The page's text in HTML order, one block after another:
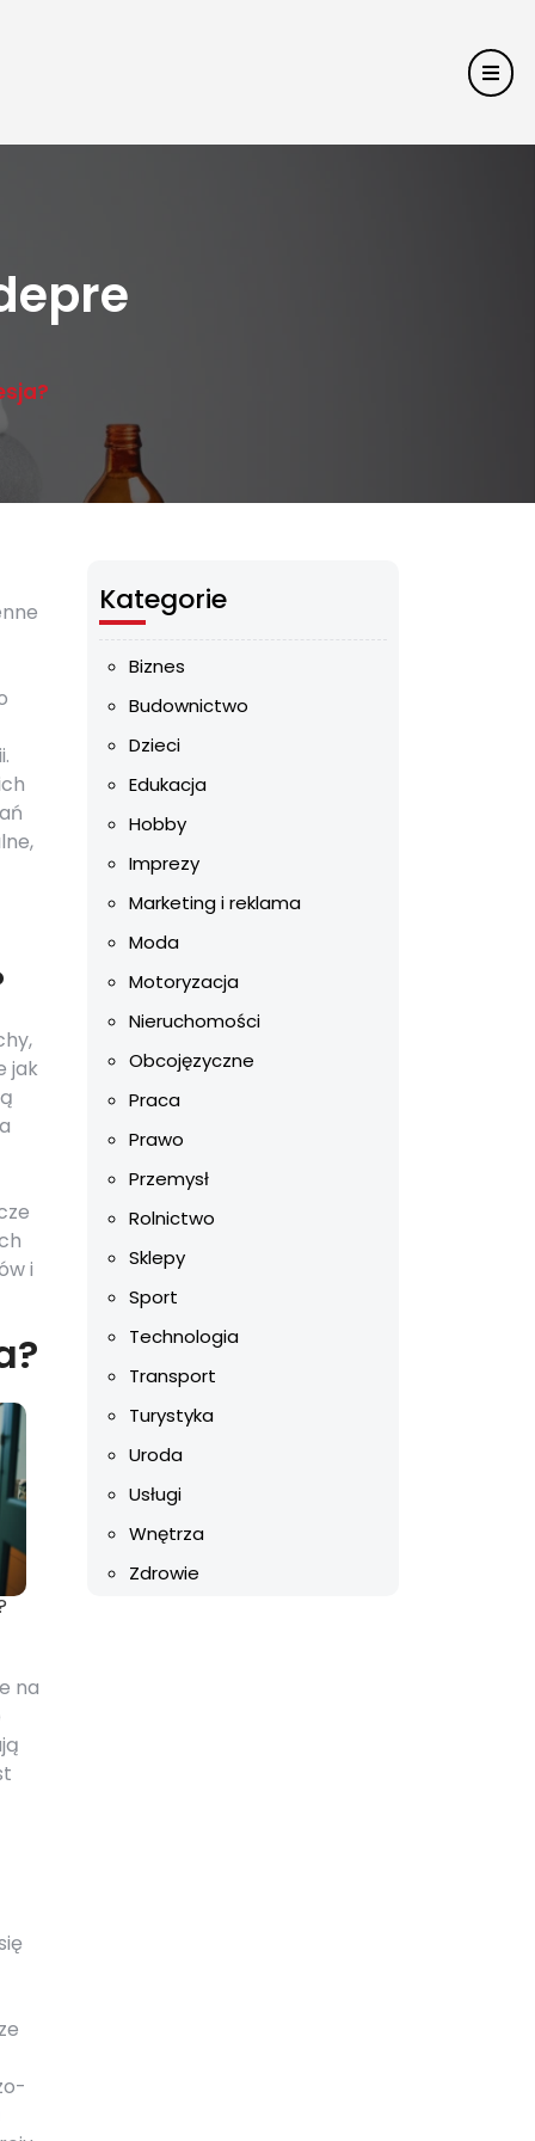
jak
i
na
Kategorie
Biznes
Budownictwo
Dzieci
Edukacja
Hobby
Imprezy
Marketing i reklama
Moda
Motoryzacja
Nieruchomości
Obcojęzyczne
Praca
Prawo
Przemysł
Rolnictwo
Sklepy
Sport
Technologia
Transport
Turystyka
Uroda
Usługi
Wnętrza
Zdrowie